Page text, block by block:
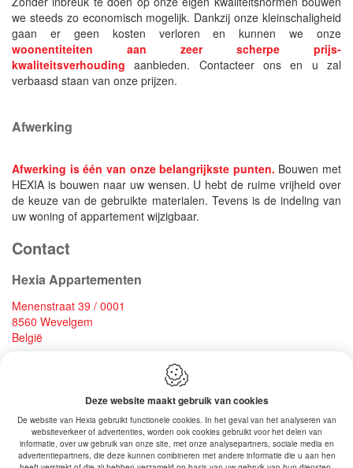
we steeds zo economisch mogelijk. Dankzij onze kleinschaligheid
gaan er geen kosten verloren en kunnen we onze
woonentiteiten aan zeer scherpe prijs-
kwaliteitsverhouding aanbieden. Contacteer ons en u zal
verbaasd staan van onze prijzen.
Afwerking
Afwerking is één van onze belangrijkste punten. Bouwen met
HEXIA is bouwen naar uw wensen. U hebt de ruime vrijheid over
de keuze van de gebruikte materialen. Tevens is de indeling van
uw woning of appartement wijzigbaar.
Contact
Hexia Appartementen
Menenstraat 39 / 0001
8560 Wevelgem
België
info@hexia.be
Schrijf je hier in voor onze nieuwsbrief.
Deze website maakt gebruik van cookies
De website van Hexia gebruikt functionele cookies. In het geval van het analyseren van
websiteverkeer of advertenties, worden ook cookies gebruikt voor het delen van
informatie, over uw gebruik van onze site, met onze analysepartners, sociale media en
advertentiepartners, die deze kunnen combineren met andere informatie die u aan hen